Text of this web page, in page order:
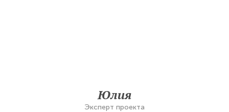
Юлия
Эксперт проекта